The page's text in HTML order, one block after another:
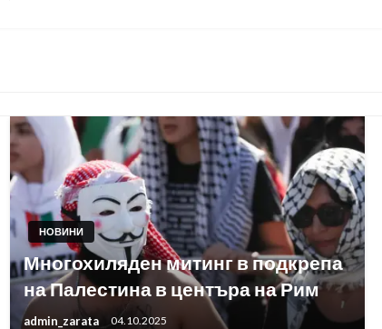
НОВИНИ
Многохиляден митинг в подкрепа
на Палестина в центъра на Рим
admin_zarata 04.10.2025